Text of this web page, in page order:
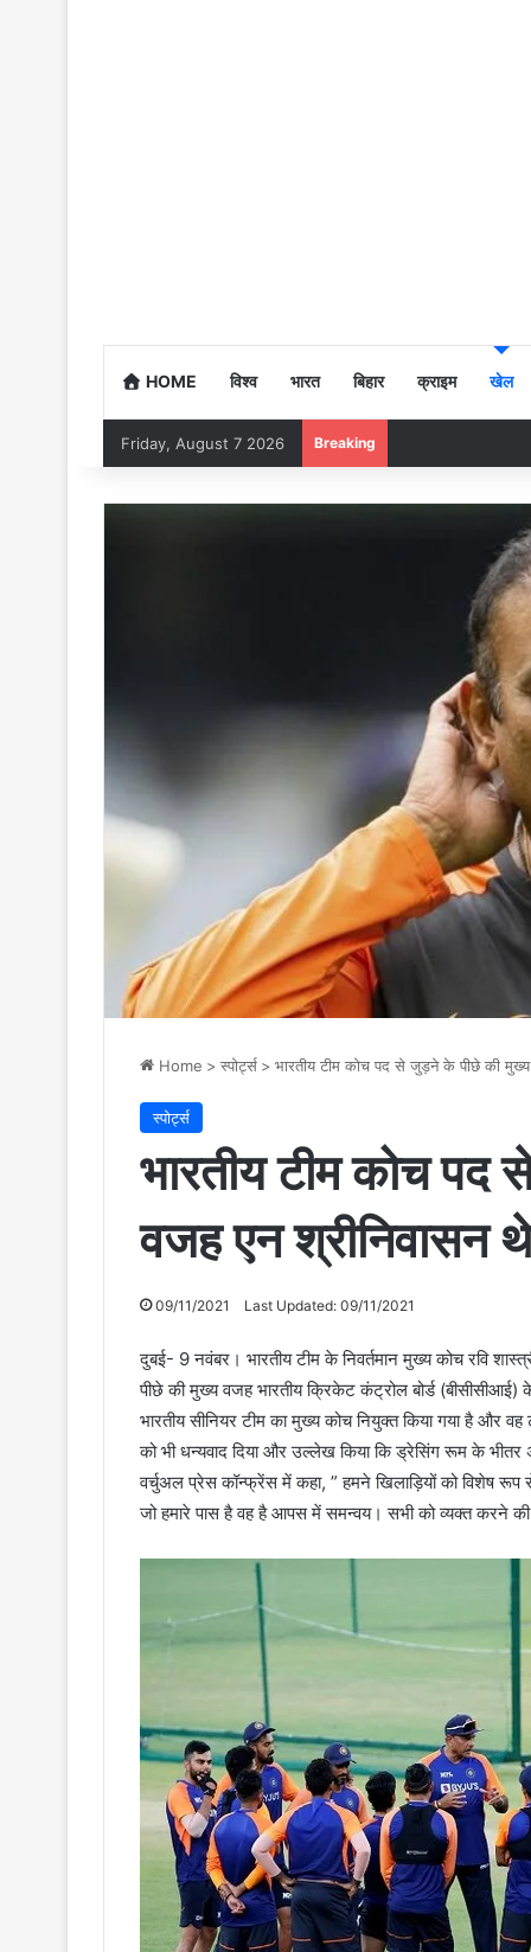
HOME विश्व भारत बिहार क्राइम खेल
Friday, August 7 2026 Breaking
Home > स्पोर्ट्स > भारतीय टीम कोच पद से जुड़ने के पीछे की मुख्य
स्पोर्ट्स
भारतीय टीम कोच
वजह एन श्रीनिवासन थे
09/11/2021 Last Updated: 09/11/2021
दुबई- 9 नवंबर। भारतीय टीम के निवर्तमान मुख्य कोच रवि
पीछे की मुख्य वजह भारतीय क्रिकेट कंट्रोल बोर्ड (बीसीसीआई)
भारतीय सीनियर टीम का मुख्य कोच नियुक्त किया गया है और
को भी धन्यवाद दिया और उल्लेख किया कि ड्रेसिंग रूम के
वर्चुअल प्रेस कॉन्फ्रेंस में कहा, ” हमने खिलाड़ियों को विशेष
जो हमारे पास है वह है आपस में समन्वय। सभी को व्यक्त करने की